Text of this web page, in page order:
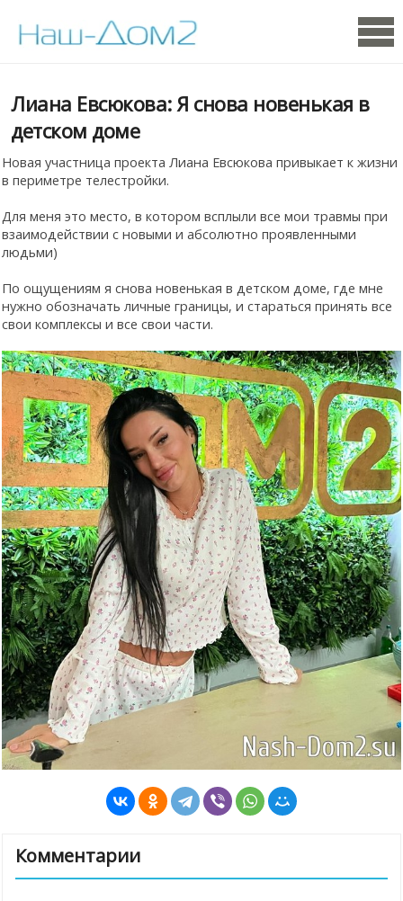
Лиана Евсюкова: Я снова новенькая в
детском доме
Новая участница проекта Лиана Евсюкова привыкает к жизни
в периметре телестройки.
Для меня это место, в котором всплыли все мои травмы при
взаимодействии с новыми и абсолютно проявленными
людьми)
По ощущениям я снова новенькая в детском доме, где мне
нужно обозначать личные границы, и стараться принять все
свои комплексы и все свои части.
Комментарии